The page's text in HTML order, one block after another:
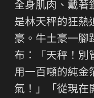
全身肌肉、戴著
是林天秤的狂熱
豪。牛土豪一腳
布：「天秤！別
用一百噸的純金
氣！」「從現在